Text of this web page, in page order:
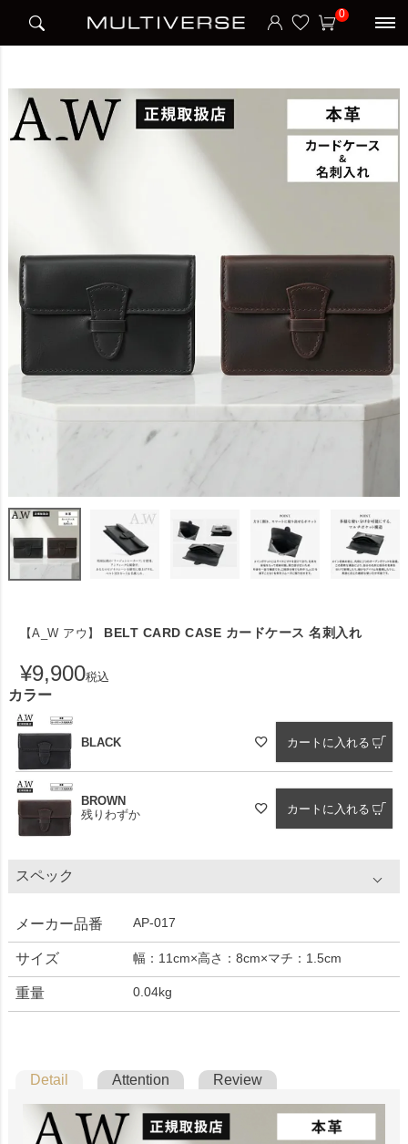
0
BELT CARD CASE カードケース 名刺入れ
【A_W アウ】 BELT CARD CASE カードケース 名刺入れ
¥9,900税込
カラー
BLACK カートに入れる
BROWN
残りわずか
カートに入れる
スペック
メーカー品番 AP-017
サイズ 幅：11cm×高さ：8cm×マチ：1.5cm
重量 0.04kg
Detail Attention Review